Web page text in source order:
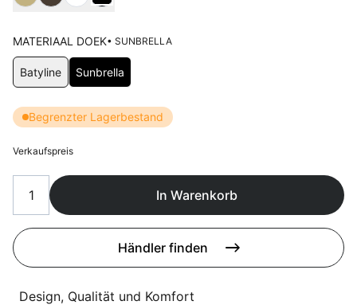
Sprachwahl
MATERIAAL DOEK• SUNBRELLA
Wählen Materiaal doek
Batyline Sunbrella
Begrenzter Lagerbestand
Verkaufspreis
In Warenkorb
Händler finden
Design, Qualität und Komfort